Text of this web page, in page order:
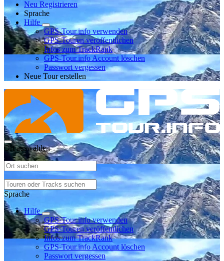
Neu Registrieren
Sprache
Hilfe
GPS-Tour.info verwenden
GPS-Touren veröffentlichen
Infos zum TrackRank
GPS-Tour.info Account löschen
Passwort vergessen
Neue Tour erstellen
Ort auswählen
Sprache
Hilfe
GPS-Tour.info verwenden
GPS-Touren veröffentlichen
Infos zum TrackRank
GPS-Tour.info Account löschen
Passwort vergessen